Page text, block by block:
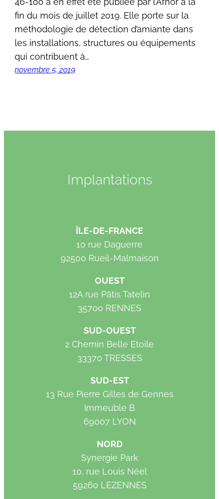
fin du mois de juillet 2019. Elle porte sur la
méthodologie de détection d’amiante dans
les installations, structures ou équipements
qui contribuent à…
novembre 5, 2019
Implantations
ÎLE-DE-FRANCE
10 rue Daguerre
92500 Rueil-Malmaison
OUEST
12A rue Pâtis Tatelin
35700 RENNES
SUD-OUEST
2 Chemin Belle Etoile
33370 TRESSES
SUD-EST
13 Rue Pierre Gilles de Gennes
Immeuble B
69007 LYON
NORD
Synergie Park
10, rue Louis Néel
59260 LEZENNES